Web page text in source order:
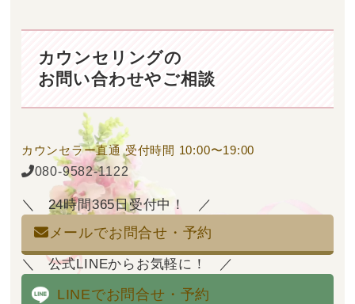
カウンセリングの
お問い合わせやご相談
カウンセラー直通 受付時間 10:00〜19:00
080-9582-1122
24時間365日受付中！
メールでお問合せ・予約
公式LINEからお気軽に！
LINEでお問合せ・予約